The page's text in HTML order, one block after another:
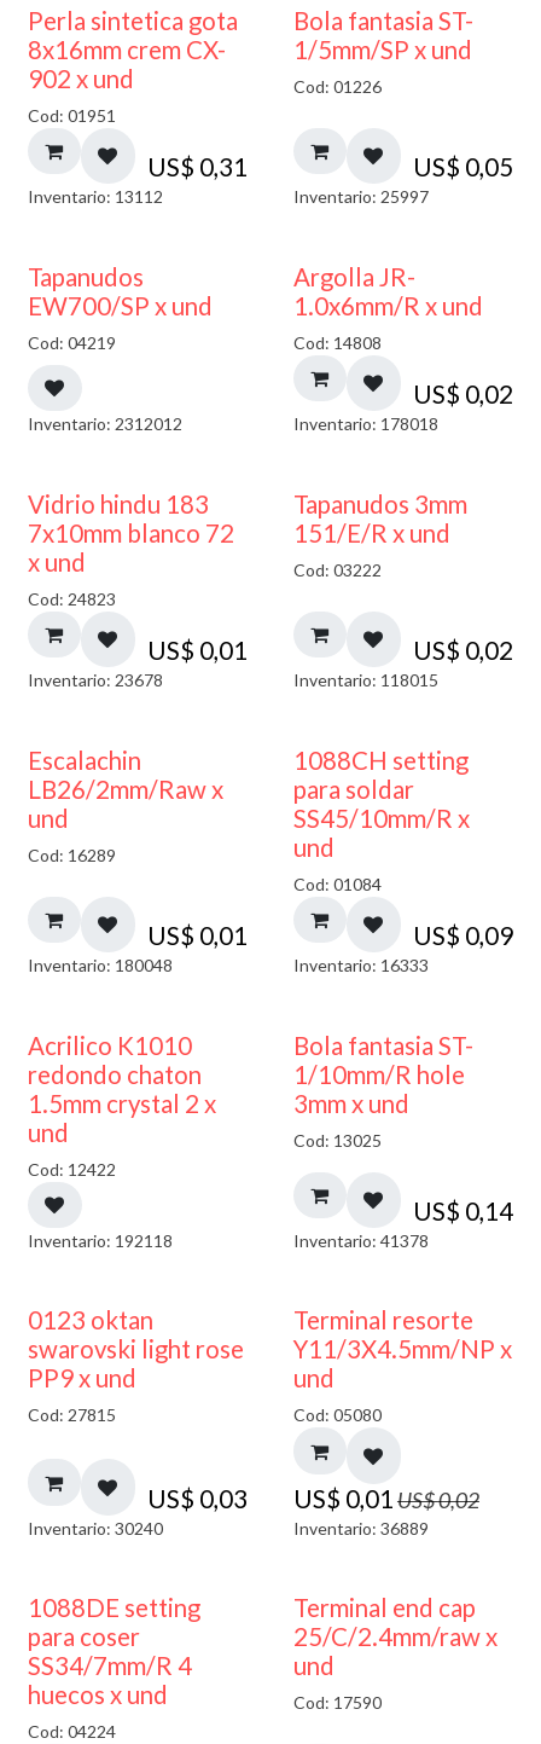
Perla sintetica gota
8x16mm crem CX-
902 x und
Cod: 01951
US$ 0,31
Inventario: 13112
Bola fantasia ST-
1/5mm/SP x und
Cod: 01226
US$ 0,05
Inventario: 25997
50% DESCUENTO
Tapanudos
EW700/SP x und
Cod: 04219
Inventario: 2312012
Argolla JR-
1.0x6mm/R x und
Cod: 14808
US$ 0,02
Inventario: 178018
40% DESCUENTO
Vidrio hindu 183
7x10mm blanco 72
x und
Cod: 24823
US$ 0,01
Inventario: 23678
Tapanudos 3mm
151/E/R x und
Cod: 03222
US$ 0,02
Inventario: 118015
Escalachin
LB26/2mm/Raw x
und
Cod: 16289
US$ 0,01
Inventario: 180048
1088CH setting
para soldar
SS45/10mm/R x
und
Cod: 01084
US$ 0,09
Inventario: 16333
50% DESCUENTO
Acrilico K1010
redondo chaton
1.5mm crystal 2 x
und
Cod: 12422
Inventario: 192118
Bola fantasia ST-
1/10mm/R hole
3mm x und
Cod: 13025
US$ 0,14
Inventario: 41378
0123 oktan
swarovski light rose
PP9 x und
Cod: 27815
US$ 0,03
Inventario: 30240
50% DESCUENTO
Terminal resorte
Y11/3X4.5mm/NP x
und
Cod: 05080
US$ 0,01 US$0,02
Inventario: 36889
1088DE setting
para coser
SS34/7mm/R 4
huecos x und
Cod: 04224
Terminal end cap
25/C/2.4mm/raw x
und
Cod: 17590